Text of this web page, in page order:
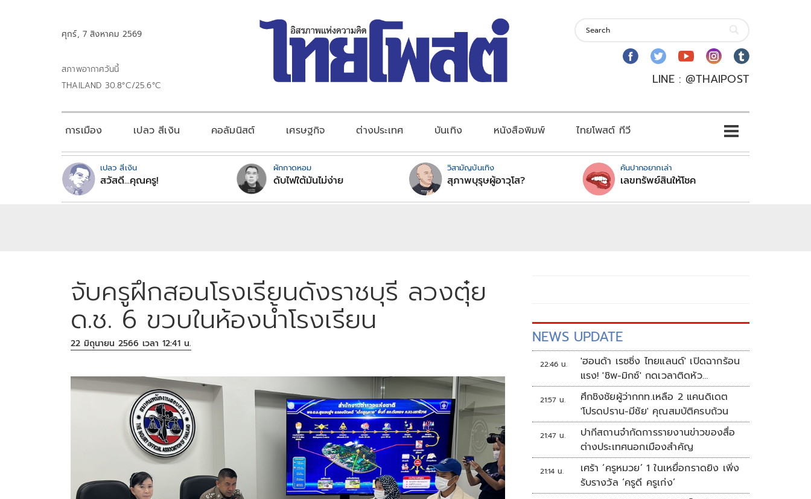
ศุกร์, 7 สิงหาคม 2569
สภาพอากาศวันนี้
THAILAND 30.8°C/25.6°C
LINE : @THAIPOST
การเมือง เปลว สีเงิน คอลัมนิสต์ เศรษฐกิจ ต่างประเทศ บันเทิง หนังสือพิมพ์ ไทยโพสต์ ทีวี
เปลว สีเงิน
สวัสดี...คุณครู!
ผักกาดหอม
ดับไฟใต้มันไม่ง่าย
วิสามัญบันเทิง
สุภาพบุรุษผู้อาวุโส?
คันปากอยากเล่า
เลขทรัพย์สินให้โชค
จับครูฝึกสอนโรงเรียนดังราชบุรี ลวงตุ๋ย
ด.ช. 6 ขวบในห้องน้ำโรงเรียน
22 มิถุนายน 2566 เวลา 12:41 น. NEWS UPDATE
22:46 น.
'ฮอนด้า เรซซิ่ง ไทยแลนด์' เปิดฉากร้อน
แรง! 'ชิพ-มิกซ์' กดเวลาติดหัว
แถว ARRC สนาม 4 ที่มัลดาลิกา
21:57 น.
ศึกชิงชัยผู้ว่ากกท.เหลือ 2 แคนดิเดต
'โปรดปราน-มีชัย' คุณสมบัติครบถ้วน
21:47 น.
ปากีสถานจำกัดการรายงานข่าวของสื่อ
ต่างประเทศนอกเมืองสำคัญ
21:14 น.
เศร้า ‘ครูหมวย’ 1 ในเหยื่อกราดยิง เพิ่ง
รับรางวัล ‘ครูดี ครูเก่ง’